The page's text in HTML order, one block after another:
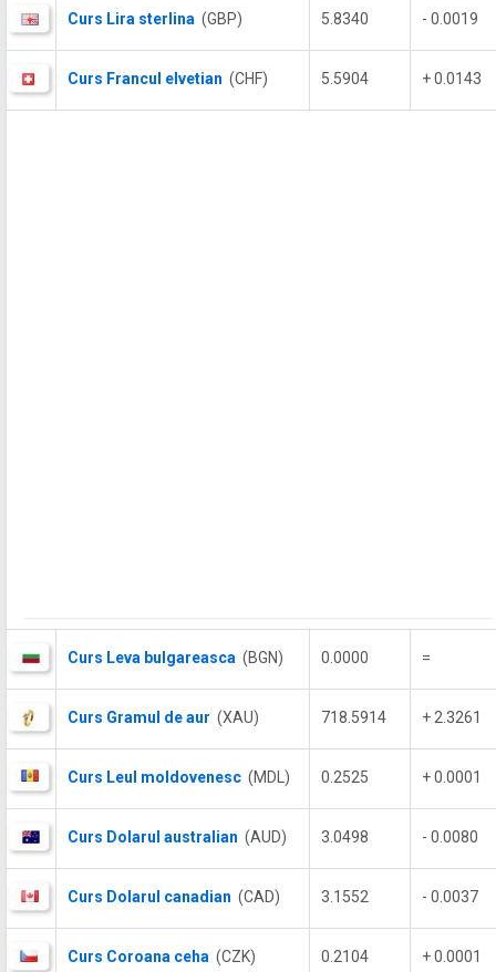
Curs Lira sterlina (GBP) 5.8340 - 0.0019
Curs Francul elvetian (CHF) 5.5904 + 0.0143
Curs Leva bulgareasca (BGN) 0.0000 =
Curs Gramul de aur (XAU) 718.5914 + 2.3261
Curs Leul moldovenesc (MDL) 0.2525 + 0.0001
Curs Dolarul australian (AUD) 3.0498 - 0.0080
Curs Dolarul canadian (CAD) 3.1552 - 0.0037
Curs Coroana ceha (CZK) 0.2104 + 0.0001